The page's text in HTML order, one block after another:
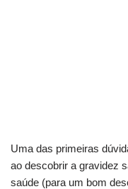
Uma das primeiras
ao descobrir a gravidez
saúde (para um bom